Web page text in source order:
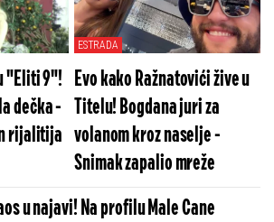
"Eliti 9"!
dečka -
rijalitija
ESTRADA
Evo kako Ražnatovići žive u
Titelu! Bogdana juri za
volanom kroz naselje -
Snimak zapalio mreže
u najavi! Na profilu Male Cane